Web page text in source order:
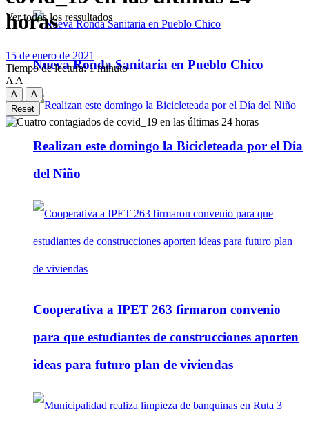
Nueva Ronda Sanitaria en Pueblo Chico
Realizan este domingo la Bicicleteada por el Día
del Niño
Cooperativa a IPET 263 firmaron convenio
para que estudiantes de construcciones aporten
ideas para futuro plan de viviendas
Ver todos los ressultados
horas
15 de enero de 2021
Tiempo de lectura: 1 minuto
A A
A
A
Reset